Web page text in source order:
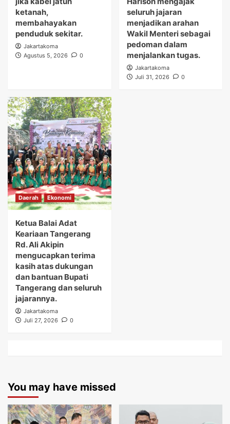
ketanah,
membahayakan
penduduk sekitar.
Jakartakoma
Agustus 5, 2026
0
seluruh jajaran
menjadikan arahan
Wakil Menteri sebagai
pedoman dalam
menjalankan tugas.
Jakartakoma
Juli 31, 2026
0
Daerah Ekonomi
Ketua Balai Adat
Keariaan Tangerang
Rd. Ali Akipin
mengucapkan terima
kasih atas dukungan
dan bantuan Bupati
Tangerang dan seluruh
jajarannya.
Jakartakoma
Juli 27, 2026
0
You may have missed